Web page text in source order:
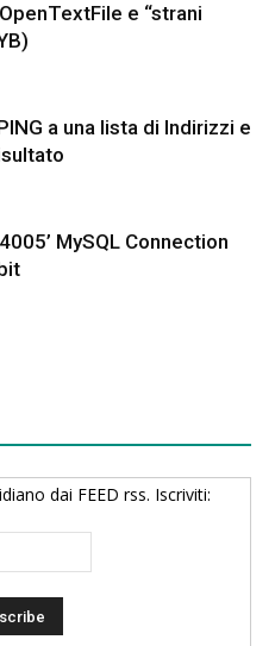
e “strani
a una lista di Indirizzi e
MySQL Connection
dai FEED rss. Iscriviti: